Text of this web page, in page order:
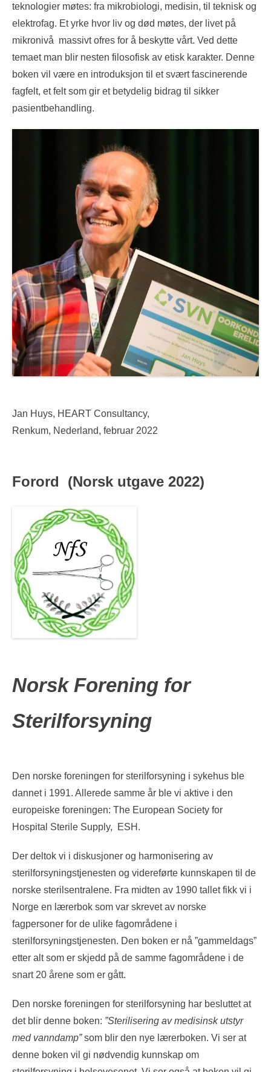
teknologier møtes: fra mikrobiologi, medisin, til teknisk og
elektrofag. Et yrke hvor liv og død møtes, der livet på
mikronivå massivt ofres for å beskytte vårt. Ved dette
temaet man blir nesten filosofisk av etisk karakter. Denne
boken vil være en introduksjon til et svært fascinerende
fagfelt, et felt som gir et betydelig bidrag til sikker
pasientbehandling.
Jan Huys, HEART Consultancy,
Renkum, Nederland, februar 2022
Forord (Norsk utgave 2022)
Norsk Forening for
Sterilforsyning
Den norske foreningen for sterilforsyning i sykehus ble
dannet i 1991. Allerede samme år ble vi aktive i den
europeiske foreningen: The European Society for
Hospital Sterile Supply, ESH.
Der deltok vi i diskusjoner og harmonisering av
sterilforsyningstjenesten og videreførte kunnskapen til de
norske sterilsentralene. Fra midten av 1990 tallet fikk vi i
Norge en lærerbok som var skrevet av norske
fagpersoner for de ulike fagområdene i
sterilforsyningstjenesten. Den boken er nå ”gammeldags”
etter alt som er skjedd på de samme fagområdene i de
snart 20 årene som er gått.
Den norske foreningen for sterilforsyning har besluttet at
det blir denne boken: ”Sterilisering av medisinsk utstyr
med vanndamp”som blir den nye lærerboken. Vi ser at
denne boken vil gi nødvendig kunnskap om